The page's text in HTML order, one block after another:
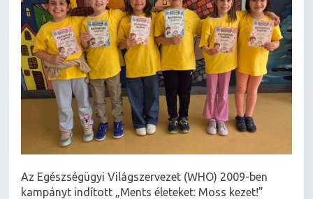
Az Egészségügyi Világszervezet (WHO) 2009-ben
kampányt indított „Ments életeket: Moss kezet!”